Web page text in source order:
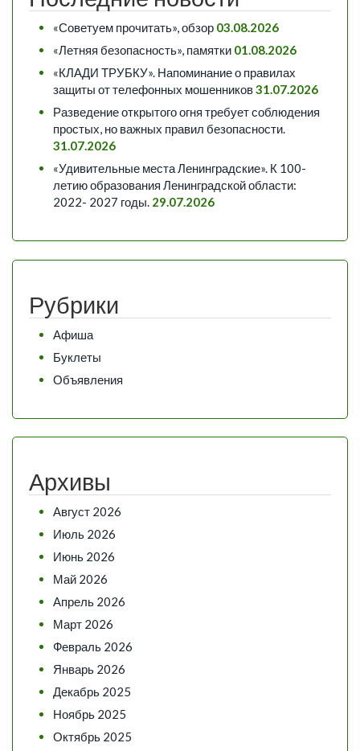
«Советуем прочитать», обзор 03.08.2026
«Летняя безопасность», памятки 01.08.2026
«КЛАДИ ТРУБКУ». Напоминание о правилах
защиты от телефонных мошенников31.07.2026
Разведение открытого огня требует соблюдения
простых, но важных правил безопасности.
31.07.2026
«Удивительные места Ленинградские». К 100-
летию образования Ленинградской области:
2022- 2027 годы. 29.07.2026
Рубрики
Афиша
Буклеты
Объявления
Архивы
Август 2026
Июль 2026
Июнь 2026
Май 2026
Апрель 2026
Март 2026
Февраль 2026
Январь 2026
Декабрь 2025
Ноябрь 2025
Октябрь 2025